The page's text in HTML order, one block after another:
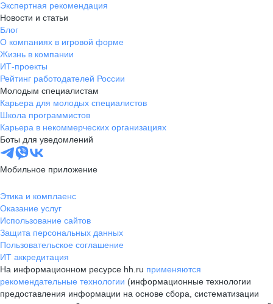
Экспертная рекомендация
Новости и статьи
Блог
О компаниях в игровой форме
Жизнь в компании
ИТ-проекты
Рейтинг работодателей России
Молодым специалистам
Карьера для молодых специалистов
Школа программистов
Карьера в некоммерческих организациях
Боты для уведомлений
Мобильное приложение
Этика и комплаенс
Оказание услуг
Использование сайтов
Защита персональных данных
Пользовательское соглашение
ИТ аккредитация
На информационном ресурсе hh.ru применяются
рекомендательные технологии (информационные технологии
предоставления информации на основе сбора, систематизации